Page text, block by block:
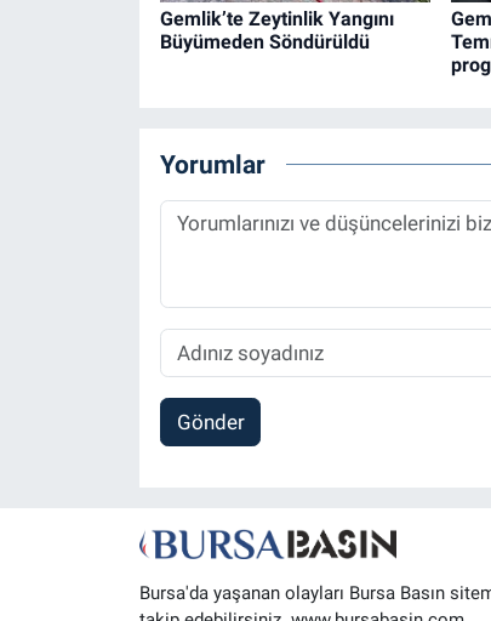
Gemlik’te Zeytinlik Yangını
Büyümeden Söndürüldü
Yorumlar
Gönder
Bursa'da yaşanan olayları Bursa Basın